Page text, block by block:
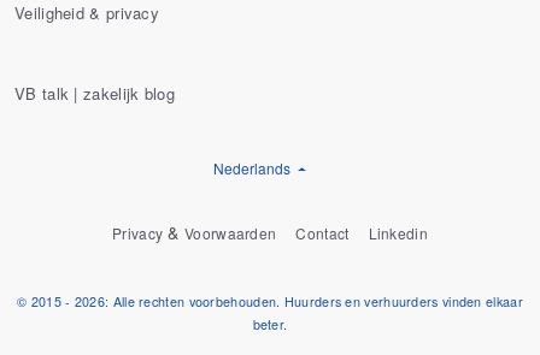
Veiligheid & privacy
VB talk | zakelijk blog
Nederlands
Privacy &Voorwaarden Contact Linkedin
© 2015 - 2026: Alle rechten voorbehouden. Huurders en verhuurders vinden elkaar
beter.